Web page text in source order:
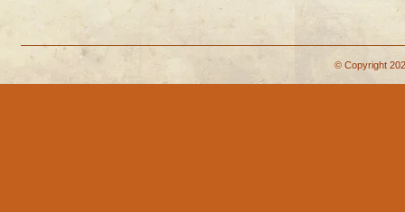
© Copyright